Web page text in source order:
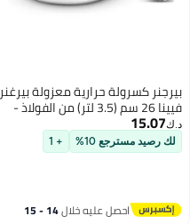
بيرجنر كسرولة حرارية معزولة بيرغنر
فيينا 26 سم (3.5 لتر) من الفولاذ -
كسرولة مزدوجة الجدران مع غطاء
للحفاظ على الطعام دافئاً وطازجاً
بمقبض فولاذي مصبوب - كسرولة
د.ك‏15.07
لك رصيد مسترجع 10% + 1
احصل عليه خلال 14 - 15